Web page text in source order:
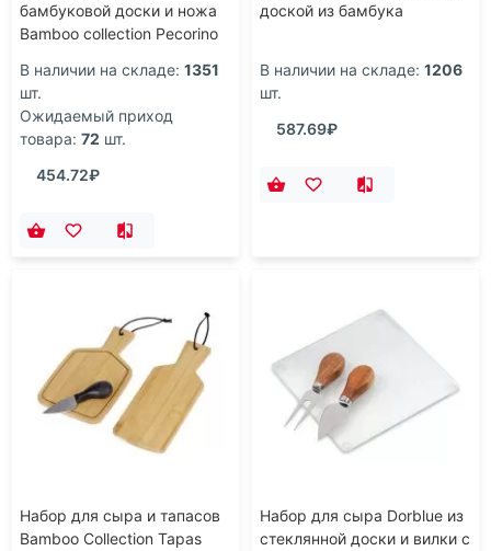
бамбуковой доски и ножа
Bamboo collection Pecorino
В наличии на складе: 1351
шт.
Ожидаемый приход
товара: 72 шт.
454.72₽
доской из бамбука
В наличии на складе: 1206
шт.
587.69₽
Набор для сыра и тапасов
Bamboo Collection Tapas
Набор для сыра Dorblue из
стеклянной доски и вилки с